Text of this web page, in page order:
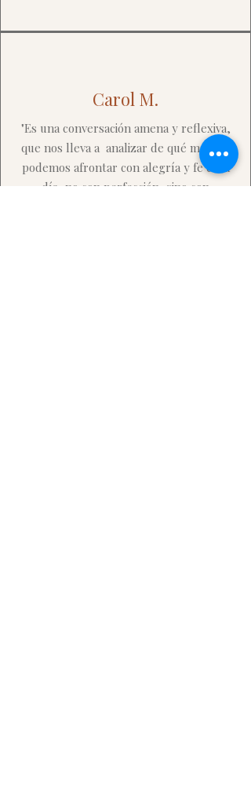
Carol M.
"Es una conversación amena y reflexiva,
que nos lleva a analizar de qué manera
podemos afrontar con alegría y fe cada
día, no con perfección, sino con